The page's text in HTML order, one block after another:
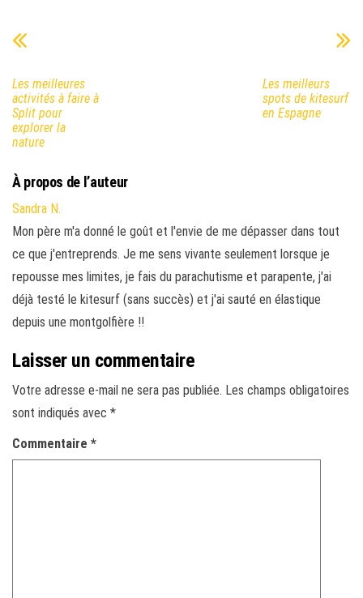
Les meilleures
activités à faire à
Split pour
explorer la
nature
Les meilleurs
spots de kitesurf
en Espagne
À propos de l’auteur
Sandra N.
Mon père m'a donné le goût et l'envie de me dépasser dans tout
ce que j'entreprends. Je me sens vivante seulement lorsque je
repousse mes limites, je fais du parachutisme et parapente, j'ai
déjà testé le kitesurf (sans succès) et j'ai sauté en élastique
depuis une montgolfière !!
Laisser un commentaire
Votre adresse e-mail ne sera pas publiée. Les champs obligatoires
sont indiqués avec *
Commentaire *